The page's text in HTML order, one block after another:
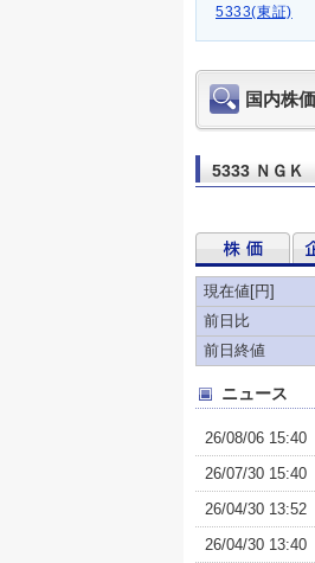
5333(東証)